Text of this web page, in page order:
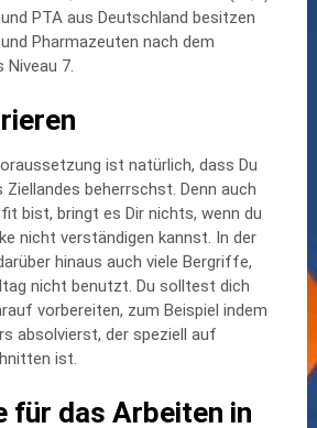
PTA aus Deutschland besitzen
Pharmazeuten nach dem
Niveau 7.
ist natürlich, dass Du
Ziellandes beherrschst. Denn auch
bist, bringt es Dir nichts, wenn du
nicht verständigen kannst. In der
hinaus auch viele Bergriffe,
nicht benutzt. Du solltest dich
vorbereiten, zum Beispiel indem
absolvierst, der speziell auf
ist.
für das Arbeiten in